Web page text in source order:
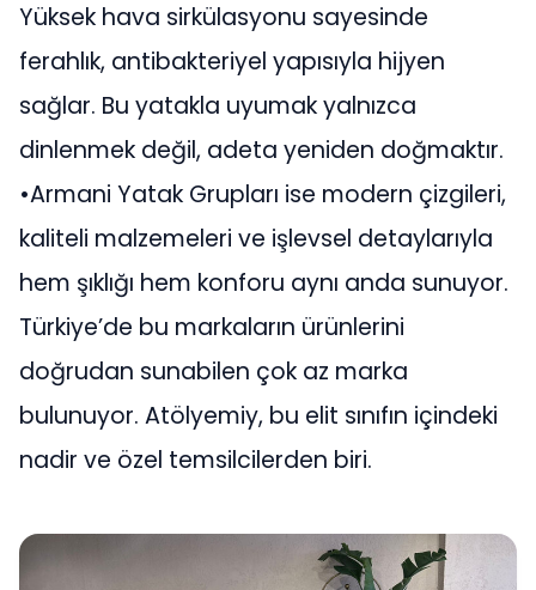
Yüksek hava sirkülasyonu sayesinde
ferahlık, antibakteriyel yapısıyla hijyen
sağlar. Bu yatakla uyumak yalnızca
dinlenmek değil, adeta yeniden doğmaktır.
•Armani Yatak Grupları ise modern çizgileri,
kaliteli malzemeleri ve işlevsel detaylarıyla
hem şıklığı hem konforu aynı anda sunuyor.
Türkiye’de bu markaların ürünlerini
doğrudan sunabilen çok az marka
bulunuyor. Atölyemiy, bu elit sınıfın içindeki
nadir ve özel temsilcilerden biri.